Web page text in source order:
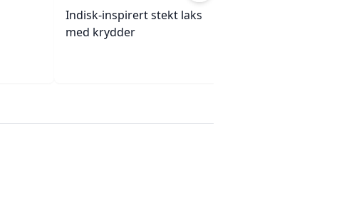
Indisk-inspirert stekt laks
med krydder